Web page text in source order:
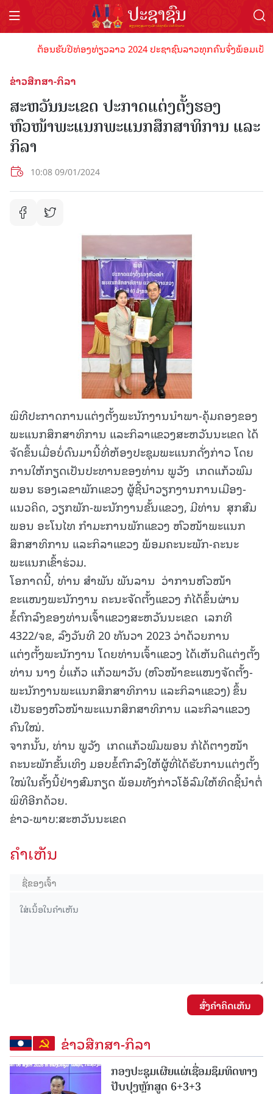
ຕ້ອນຮັບປີທ່ອງທ່ຽວລາວ 2024 ປະຊາຊົນລາວທຸກຄົນຈົ່ງພ້ອມເປັນ
ຂ່າວສືກສາ-ກິລາ
ສະຫວັນນະເຂດ ປະກາດແຕ່ງຕັ້ງຮອງ
ຫົວໜ້າພະແນກພະແນກສຶກສາທິການ ແລະ
ກິລາ
10:08 09/01/2024
ພິທີປະກາດການແຕ່ງຕັ້ງພະນັກງານນຳພາ-ຄຸ້ມຄອງຂອງ
ພະແນກສຶກສາທິການ ແລະກິລາແຂວງສະຫວັນນະເຂດ ໄດ້
ຈັດຂຶ້ນເມື່ອບໍ່ດົນມານີ້ທີ່ຫ້ອງປະຊຸມພະແນກດັ່ງກ່າວ ໂດຍ
ການໃຫ້ກຽດເປັນປະທານຂອງທ່ານ ພູວັງ ເກດແກ້ວພົມ
ພອນ ຮອງເລຂາພັກແຂວງ ຜູ້ຊີ້ນໍາວຽກງານການເມືອງ-
ແນວຄິດ, ວຽກພັກ-ພະນັກງານຂັ້ນແຂວງ, ມີທ່ານ ສຸກສົມ
ພອນ ອະໂນໄທ ກໍາມະການພັກແຂວງ ຫົວໜ້າພະແນກ
ສຶກສາທິການ ແລະກິລາແຂວງ ພ້ອມຄະນະພັກ-ຄະນະ
ພະແນກເຂົ້າຮ່ວມ.
ໂອກາດນີ້, ທ່ານ ສໍາພັນ ພັນລານ ວ່າການຫົວໜ້າ
ຂະແໜງພະນັກງານ ຄະນະຈັດຕັ້ງແຂວງ ກໍໄດ້ຂຶ້ນຜ່ານ
ຂໍ້ຕົກລົງຂອງທ່ານເຈົ້າແຂວງສະຫວັນນະເຂດ ເລກທີ
4322/ຈຂ, ລົງວັນທີ 20 ທັນວາ 2023 ວ່າດ້ວຍການ
ແຕ່ງຕັ້ງພະນັກງານ ໂດຍທ່ານເຈົ້າແຂວງ ໄດ້ເຫັນດີແຕ່ງຕັ້ງ
ທ່ານ ນາງ ບໍ່ແກ້ວ ແກ້ວພາວັນ (ຫົວໜ້າຂະແໜງຈັດຕັ້ງ-
ພະນັກງານພະແນກສຶກສາທິການ ແລະກິລາແຂວງ) ຂຶ້ນ
ເປັນຮອງຫົວໜ້າພະແນກສຶກສາທິການ ແລະກິລາແຂວງ
ຄົນໃໝ່.
ຈາກນັ້ນ, ທ່ານ ພູວັງ ເກດແກ້ວພົມພອນ ກໍໄດ້ຕາງໜ້າ
ຄະນະພັກຂັ້ນເທິງ ມອບຂໍ້ຕົກລົງໃຫ້ຜູ້ທີ່ໄດ້ຮັບການແຕ່ງຕັ້ງ
ໃໝ່ໃນຄັ້ງນີ້ຢ່າງສົມກຽດ ພ້ອມທັງກ່າວໂອ້ລົມໃຫ້ທິດຊີ້ນຳຕໍ່
ພິທີອີກດ້ວຍ.
ຂ່າວ-ພາບ:ສະຫວັນນະເຂດ
ຄໍາເຫັນ
ສົ່ງຄໍາຄິດເຫັນ
ຂ່າວສືກສາ-ກິລາ
ກອງປະຊຸມເຜີຍແຜ່ເຊື່ອມຊຶມທິດທາງ
ປັບປຸງຫຼັກສູດ 6+3+3